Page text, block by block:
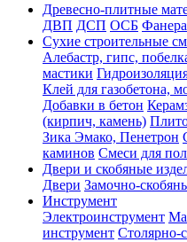
Древесно-плитные
ДВП ДСП ОСБ Фанера
Сухие строительные
Алебастр, гипс,
мастики
Клей для газобетона,
Добавки в бетон
(кирпич, камень)
Зика Эмако, Пенетрон
каминов Смеси для
Двери и скобяные
Двери Замочно-
Инструмент
Электроинструмент
инструмент Столярно-